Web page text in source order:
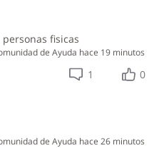
fisicas
de Ayuda hace 19 minutos
1 0
de Ayuda hace 26 minutos